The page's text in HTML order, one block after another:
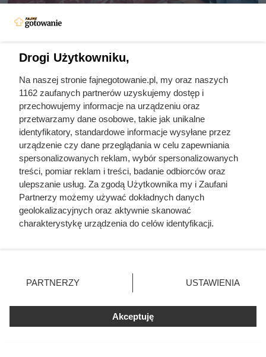
Dziennikarze ujawnili
pochodzenie mięsa z Dino. Klienci
zaskoczeni
Ten gatunek drewna daje
najwięcej ciepła, a Polacy rzadko
go kupują. Prawdziwy król
Drogi Użytkowniku,
Na naszej stronie fajnegotowanie.pl, my oraz naszych
1162 zaufanych partnerów uzyskujemy dostęp i
przechowujemy informacje na urządzeniu oraz
przetwarzamy dane osobowe, takie jak unikalne
identyfikatory, standardowe informacje wysyłane przez
urządzenie czy dane przeglądania w celu zapewniania
spersonalizowanych reklam, wybór spersonalizowanych
treści, pomiar reklam i treści, badanie odbiorców oraz
ulepszanie usług. Za zgodą Użytkownika my i Zaufani
Partnerzy możemy używać dokładnych danych
geolokalizacyjnych oraz aktywnie skanować
charakterystykę urządzenia do celów identyfikacji.
zmienić/wycofać klikając przycisk ustawień prywatności
znajdujący się w lewym dolnym rogu strony
rodzaje przetwarzania danych nie wymagają zgody
użytkownika, ale masz prawo sprzeciwić się takiemu
przetwarzaniu. Preferencje będą miały zastosowania tylko
PARTNERZY USTAWIENIA
Akceptuję